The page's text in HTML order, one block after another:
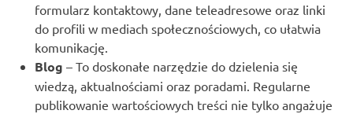
formularz kontaktowy, dane teleadresowe oraz linki
do profili w mediach społecznościowych, co ułatwia
komunikację.
Blog – To doskonałe narzędzie do dzielenia się
wiedzą, aktualnościami oraz poradami. Regularne
publikowanie wartościowych treści nie tylko angażuje